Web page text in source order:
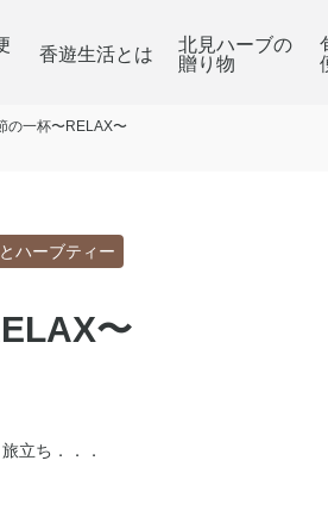
香遊生活とは 北見ハーブの
贈り物
の一杯〜RELAX〜
ハーブティー
〜
立ち．．．